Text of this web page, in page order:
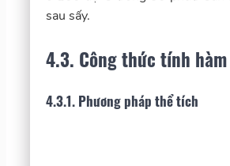
sau sấy.
4.3. Công thức tính
4.3.1. Phương pháp thể tích